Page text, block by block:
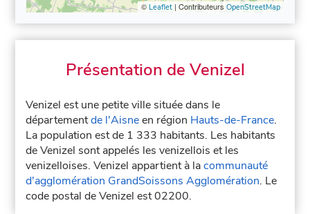
© Leaflet| Contributeurs OpenStreetMap
Présentation de Venizel
Venizel est une petite ville située dans le
départementde l'Aisneen région Hauts-de-France.
La population est de 1 333 habitants. Les habitants
de Venizel sont appelés les venizellois et les
venizelloises. Venizel appartient à lacommunauté
d'agglomération GrandSoissons Agglomération. Le
code postal de Venizel est 02200.